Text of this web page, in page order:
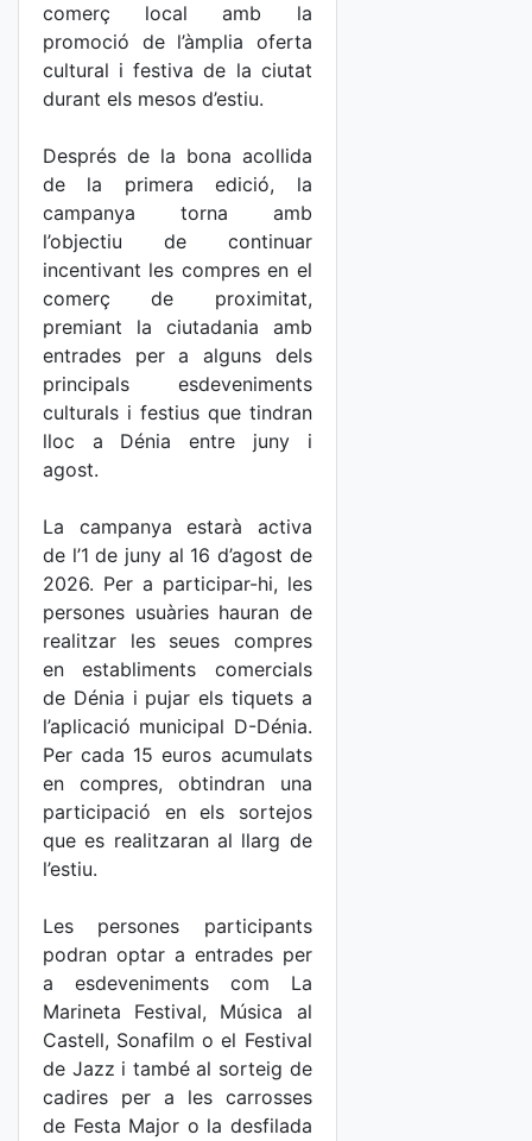
comerç local amb la
promoció de l’àmplia oferta
cultural i festiva de la ciutat
durant els mesos d’estiu.
Després de la bona acollida
de la primera edició, la
campanya torna amb
l’objectiu de continuar
incentivant les compres en el
comerç de proximitat,
premiant la ciutadania amb
entrades per a alguns dels
principals esdeveniments
culturals i festius que tindran
lloc a Dénia entre juny i
agost.
La campanya estarà activa
de l’1 de juny al 16 d’agost de
2026. Per a participar-hi, les
persones usuàries hauran de
realitzar les seues compres
en establiments comercials
de Dénia i pujar els tiquets a
l’aplicació municipal D-Dénia.
Per cada 15 euros acumulats
en compres, obtindran una
participació en els sortejos
que es realitzaran al llarg de
l’estiu.
Les persones participants
podran optar a entrades per
a esdeveniments com La
Marineta Festival, Música al
Castell, Sonafilm o el Festival
de Jazz i també al sorteig de
cadires per a les carrosses
de Festa Major o la desfilada